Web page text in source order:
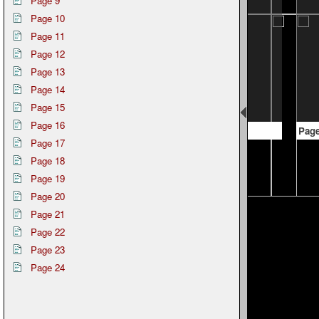
Page 10
Page 11
Page 12
Page 13
Page 14
Page 15
Page 16
Page 17
Page 18
Page 19
Page 20
Page 21
Page 22
Page 23
Page 24